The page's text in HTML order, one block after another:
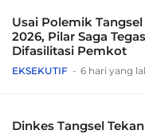
Usai Polemik
2026, Pilar Saga
Difasilitasi Pemkot
EKSEKUTIF 6 hari yang
Dinkes Tangsel